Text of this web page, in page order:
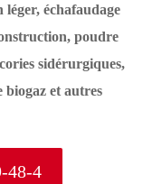
échafaudage
poudre
sidérurgiques,
et autres
48-4